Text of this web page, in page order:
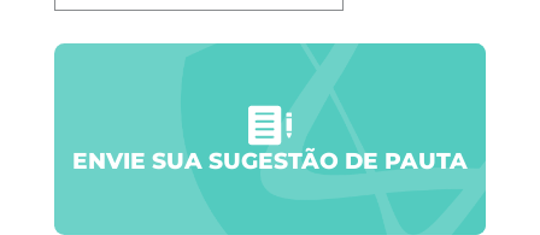
ENVIE SUA SUGESTÃO DE PAUTA